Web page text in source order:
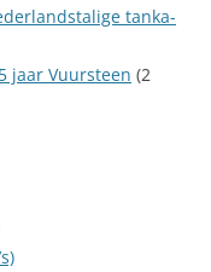
tanka-
jaar Vuursteen (2